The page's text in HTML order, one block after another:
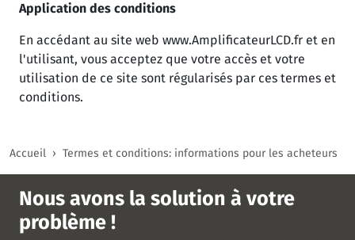
Application des conditions
En accédant au site web www.AmplificateurLCD.fr et en
l'utilisant, vous acceptez que votre accès et votre
utilisation de ce site sont régularisés par ces termes et
conditions.
Accueil Termes et conditions: informations pour les acheteurs
Nous avons la solution à votre
problème !